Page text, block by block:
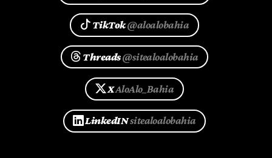
TikTok@aloalobahia
Threads@sitealoalobahia
XAloAlo_Bahia
LinkedINsitealoalobahia